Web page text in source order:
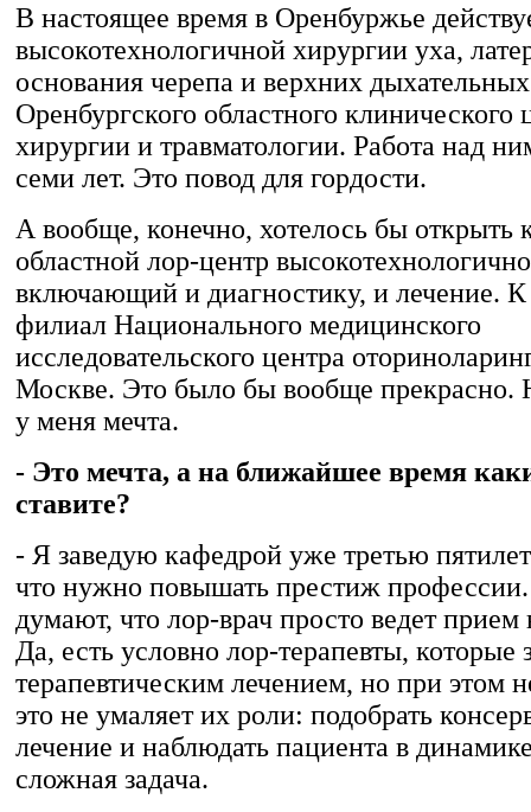
В настоящее время в Оренбуржье
высокотехнологичной хирургии уха,
основания черепа и верхних
Оренбургского областного клинического
хирургии и травматологии. Работа над
семи лет. Это повод для гордости.
А вообще, конечно, хотелось бы открыть
областной лор-центр
включающий и диагностику, и лечение.
филиал Национального медицинского
исследовательского центра
Москве. Это было бы вообще прекрасно.
у меня мечта.
- Это мечта, а на ближайшее время
ставите?
- Я заведую кафедрой уже третью
что нужно повышать престиж
думают, что лор-врач просто ведет
Да, есть условно лор-терапевты, которые
терапевтическим лечением, но при этом
это не умаляет их роли: подобрать
лечение и наблюдать пациента в
сложная задача.